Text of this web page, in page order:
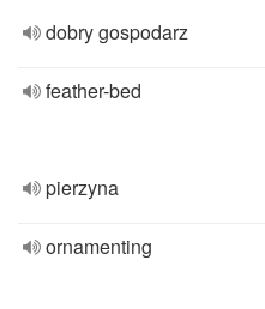
dobry gospodarz
feather-bed
pierzyna
ornamenting